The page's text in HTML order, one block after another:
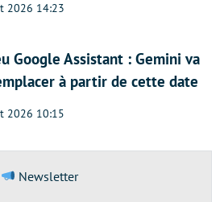
2026 14:23
Google Assistant : Gemini va
à partir de cette date
2026 10:15
Newsletter